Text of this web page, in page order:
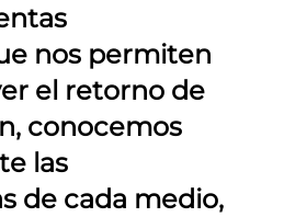
nos permiten
el retorno de
conocemos
las
de cada medio,